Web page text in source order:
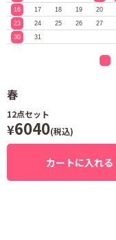
16
17 18 19 20
23
24 25 26 27
30
31
春
12点セット
¥6040(税込)
カートに入れる